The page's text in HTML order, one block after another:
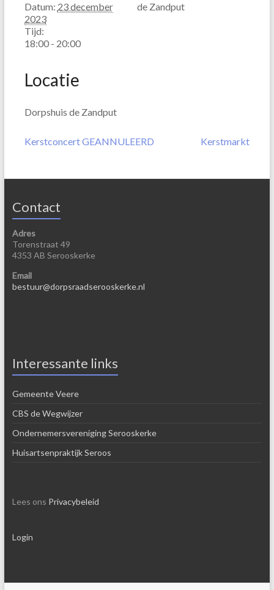
Datum: 23 december
2023
Tijd:
18:00 - 20:00
de Zandput
Locatie
Dorpshuis de Zandput
Kerstconcert GEANNULEERD Kerstmarkt
Contact
Adres
Torenstraat 49
4353 AB Serooskerke
Email
bestuur@dorpsraadserooskerke.nl
Interessante links
Gemeente Veere
CBS de Wegwijzer
Ondernemersvereniging Serooskerke
Huisartsenpraktijk Seroos
Lees ons Privacybeleid
Login